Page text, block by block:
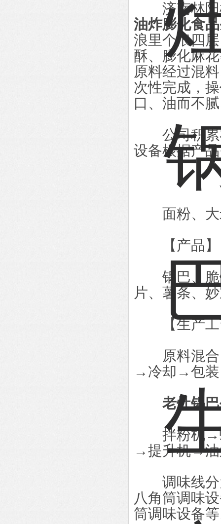
济南林阳
油炸膨化食品
浪里个浪四
酥、膨化麻
原料经过混
次性完成，
口、油而不
公司积累
设备根据产
面粉、大
【产品】
锅巴、脆
片、薯条、
【生产工
原料混合
→冷却→包装
老灶锅
拌粉机→螺
→提升机→
调味线分
八角筒调味
筒调味设备